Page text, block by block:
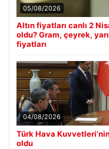
05/08/2026
Altın fiyatları canlı 2
oldu? Gram, çeyrek,
fiyatları
04/08/2026
Türk Hava
oldu